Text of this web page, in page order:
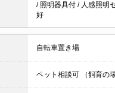
/ 照明器具付 / 人感照明
好
自転車置き場
ペット相談可 （飼育の